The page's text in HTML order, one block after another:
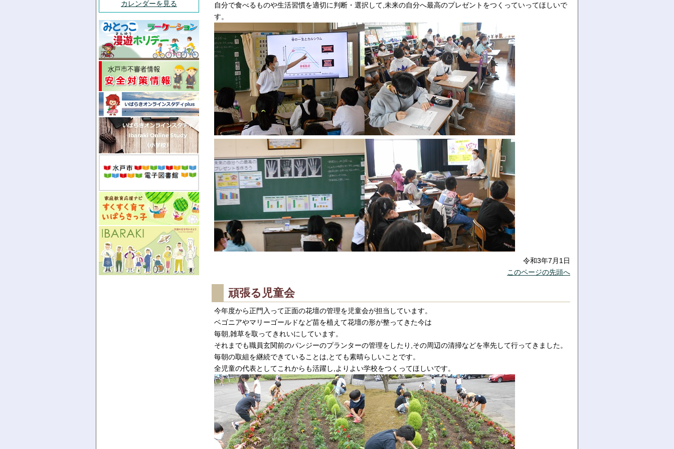
カレンダーを見る
自分で食べるものや生活習慣を適切に判断・選択して,未来の自分へ最高のプレゼントをつくっていってほしいで
す。
令和3年7月1日
このページの先頭へ
頑張る児童会
今年度から正門入って正面の花壇の管理を児童会が担当しています。
ベゴニアやマリーゴールドなど苗を植えて花壇の形が整ってきた今は
毎朝,雑草を取ってきれいにしています。
それまでも職員玄関前のパンジーのプランターの管理をしたり,その周辺の清掃などを率先して行ってきました。
毎朝の取組を継続できていることは,とても素晴らしいことです。
全児童の代表としてこれからも活躍し,よりよい学校をつくってほしいです。